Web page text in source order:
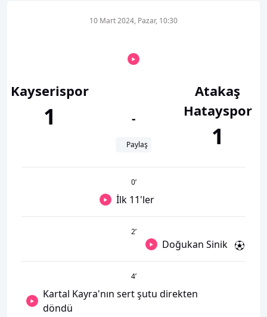
Kayserispor
1
10 Mart 2024, Pazar, 10:30
-
Paylaş
Atakaş
Hatayspor
1
0’
İlk 11'ler
2’
Doğukan Sinik
4’
Kartal Kayra'nın sert şutu direkten
döndü